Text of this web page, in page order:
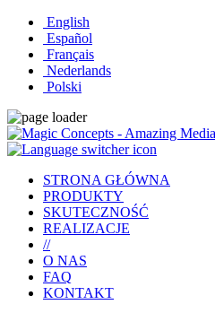
English
Español
Français
Nederlands
Polski
STRONA GŁÓWNA
PRODUKTY
SKUTECZNOŚĆ
REALIZACJE
//
O NAS
FAQ
KONTAKT